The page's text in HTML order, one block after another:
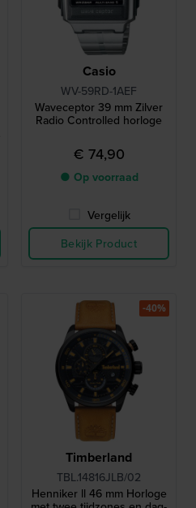
Casio
WV-59RD-1AEF
Waveceptor 39 mm Zilver
Radio Controlled horloge
€ 74,90
● Op voorraad
Vergelijk
Bekijk Product
Timberland
TBL.14816JLB/02
Henniker ll 46 mm Horloge
-40%